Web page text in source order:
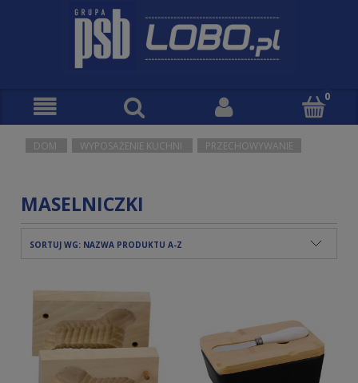
DOM WYPOSAŻENIE KUCHNI PRZECHOWYWANIE
MASELNICZKI
SORTUJ WG: NAZWA PRODUKTU A-Z